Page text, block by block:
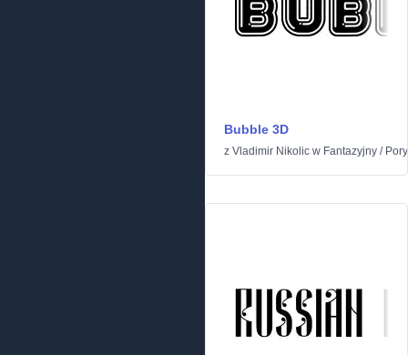
Bubble 3D
z Vladimir Nikolic w Fantazyjny /